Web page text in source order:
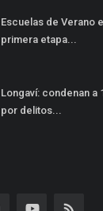
Escuelas de Verano
primera etapa...
Longaví: condenan a
por delitos...